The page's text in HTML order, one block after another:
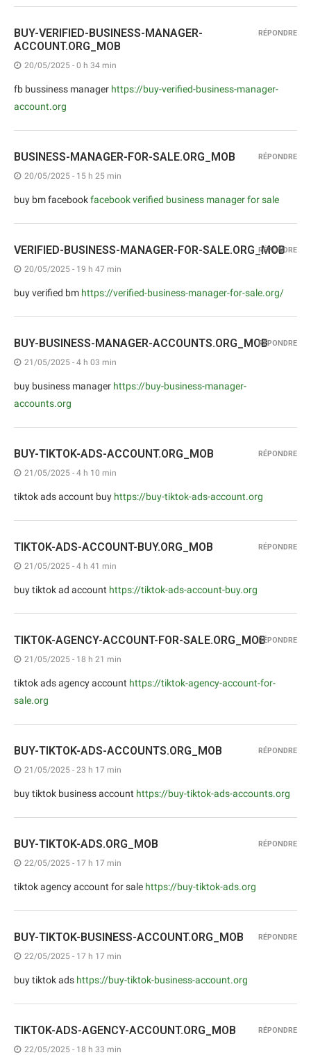
BUY-VERIFIED-BUSINESS-MANAGER-
ACCOUNT.ORG_MOB
20/05/2025 - 0 h 34 min
fb bussiness manager https://buy-verified-business-manager-
account.org
RÉPONDRE
BUSINESS-MANAGER-FOR-SALE.ORG_MOB
20/05/2025 - 15 h 25 min
buy bm facebookfacebook verified business manager for sale
RÉPONDRE
VERIFIED-BUSINESS-MANAGER-FOR-SALE.ORG_MOB
20/05/2025 - 19 h 47 min
buy verified bm https://verified-business-manager-for-sale.org/
RÉPONDRE
BUY-BUSINESS-MANAGER-ACCOUNTS.ORG_MOB
21/05/2025 - 4 h 03 min
buy business manager https://buy-business-manager-
accounts.org
RÉPONDRE
BUY-TIKTOK-ADS-ACCOUNT.ORG_MOB
21/05/2025 - 4 h 10 min
tiktok ads account buy https://buy-tiktok-ads-account.org
RÉPONDRE
TIKTOK-ADS-ACCOUNT-BUY.ORG_MOB
21/05/2025 - 4 h 41 min
buy tiktok ad account https://tiktok-ads-account-buy.org
RÉPONDRE
TIKTOK-AGENCY-ACCOUNT-FOR-SALE.ORG_MOB
21/05/2025 - 18 h 21 min
tiktok ads agency account https://tiktok-agency-account-for-
sale.org
RÉPONDRE
BUY-TIKTOK-ADS-ACCOUNTS.ORG_MOB
21/05/2025 - 23 h 17 min
buy tiktok business account https://buy-tiktok-ads-accounts.org
RÉPONDRE
BUY-TIKTOK-ADS.ORG_MOB
22/05/2025 - 17 h 17 min
tiktok agency account for sale https://buy-tiktok-ads.org
RÉPONDRE
BUY-TIKTOK-BUSINESS-ACCOUNT.ORG_MOB
22/05/2025 - 17 h 17 min
buy tiktok ads https://buy-tiktok-business-account.org
RÉPONDRE
TIKTOK-ADS-AGENCY-ACCOUNT.ORG_MOB
22/05/2025 - 18 h 33 min
RÉPONDRE